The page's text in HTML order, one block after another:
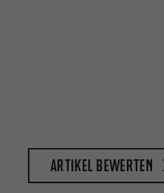
Artikel bewerten